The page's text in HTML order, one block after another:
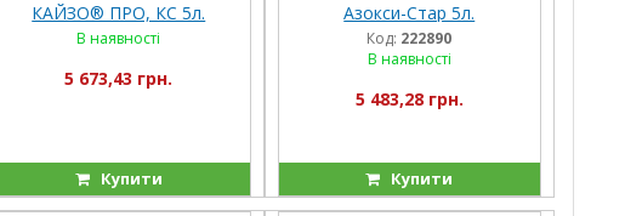
КАЙЗО® ПРО, КС 5л.
В наявності
5 673,43 грн.
Купити
Азокси-Стар 5л.
Код: 222890
В наявності
5 483,28 грн.
Купити